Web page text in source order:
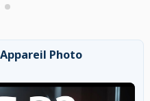
Appareil Photo